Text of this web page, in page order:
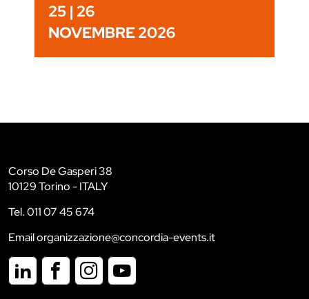
25 | 26
NOVEMBRE 2026
Corso De Gasperi 38
10129 Torino - ITALY
Tel. 011 07 45 674
Email organizzazione@concordia-events.it